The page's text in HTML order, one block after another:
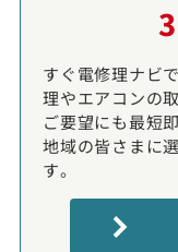
すぐ電修理ナビ
理やエアコンの
ご要望にも最短
地域の皆さまに
す。